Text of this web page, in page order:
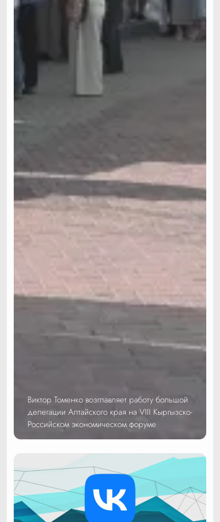
Виктор Томенко возглавляет работу большой
делегации Алтайского края на VIII Кыргызско-
Российском экономическом форуме